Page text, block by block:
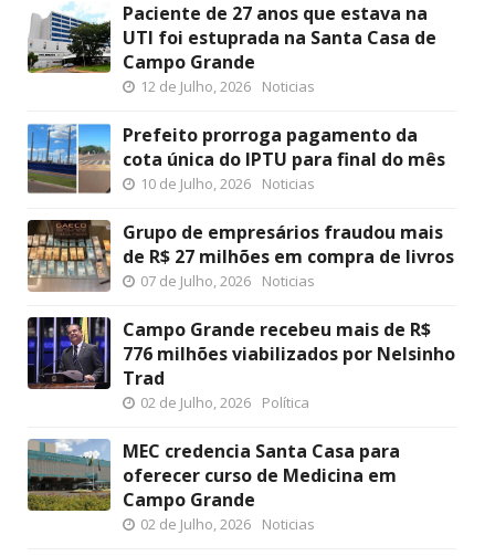
Paciente de 27 anos que estava na
UTI foi estuprada na Santa Casa de
Campo Grande
12 de Julho, 2026 Noticias
Prefeito prorroga pagamento da
cota única do IPTU para final do mês
10 de Julho, 2026 Noticias
Grupo de empresários fraudou mais
de R$ 27 milhões em compra de livros
07 de Julho, 2026 Noticias
Campo Grande recebeu mais de R$
776 milhões viabilizados por Nelsinho
Trad
02 de Julho, 2026 Política
MEC credencia Santa Casa para
oferecer curso de Medicina em
Campo Grande
02 de Julho, 2026 Noticias